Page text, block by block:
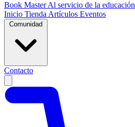
Book Master Al servicio de la educación
Inicio Tienda Artículos Eventos
Comunidad
Contacto